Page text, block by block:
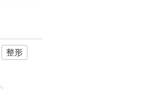
整形